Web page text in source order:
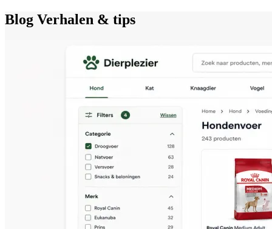
Blog Verhalen & tips